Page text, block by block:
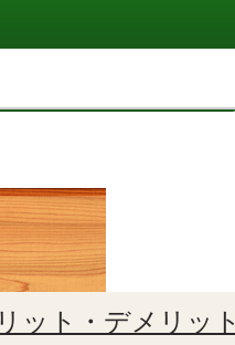
ット・デメリット